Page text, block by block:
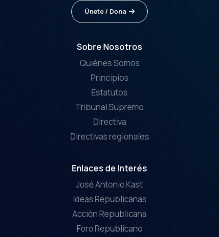
Únete / Dona
Sobre Nosotros
Quiénes Somos
Principios
Estatutos
Tribunal Supremo
Directiva
Directivas regionales
Enlaces de Interés
José Antonio Kast
Ideas Republicanas
Acción Republicana
Foro Republicano